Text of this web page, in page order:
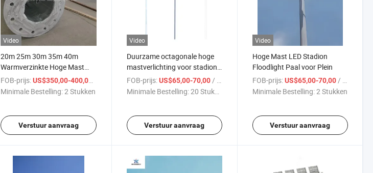
Video
20m 25m 30m 35m 40m
Warmverzinkte Hoge Mast
Paal
FOB-prijs: US$350,00-400,00
Minimale Bestelling:2 Stukken
Verstuur aanvraag
Video
Duurzame octagonale hoge
mastverlichting voor stadions
en arena's
FOB-prijs: US$65,00-70,00 / Stuk
Minimale Bestelling:20 Stukken
Verstuur aanvraag
Video
Hoge Mast LED Stadion
Floodlight Paal voor Plein
FOB-prijs: US$65,00-70,00 / Stuk
Minimale Bestelling:2 Stukken
Verstuur aanvraag